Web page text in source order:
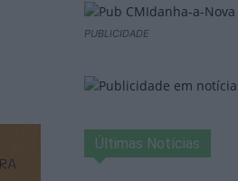
PUBLICIDADE
Últimas Notícias